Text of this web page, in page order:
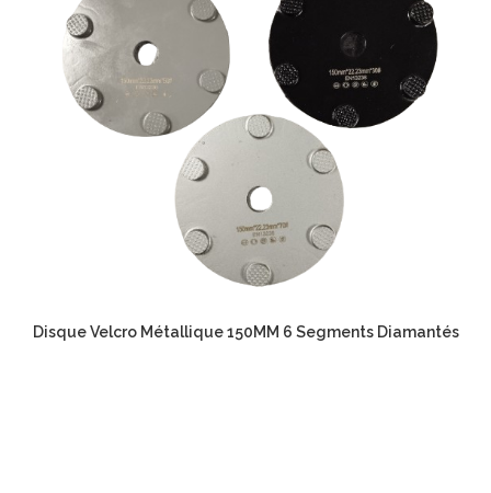
Disque Velcro Métallique 150MM 6 Segments Diamantés